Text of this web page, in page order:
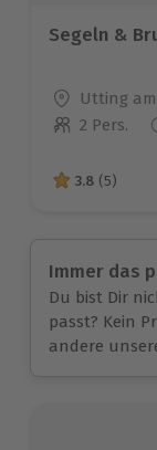
Segeln &
Standort
Utting
Anzahl der
2 Pers.
3.8 von 5
3.8 (5)
Immer das
Du bist Dir
passt? Kein
andere